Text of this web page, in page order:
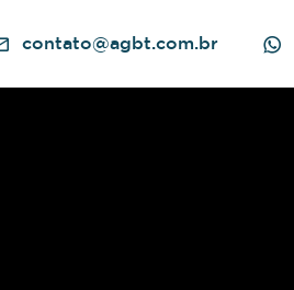
contato@agbt.com.br